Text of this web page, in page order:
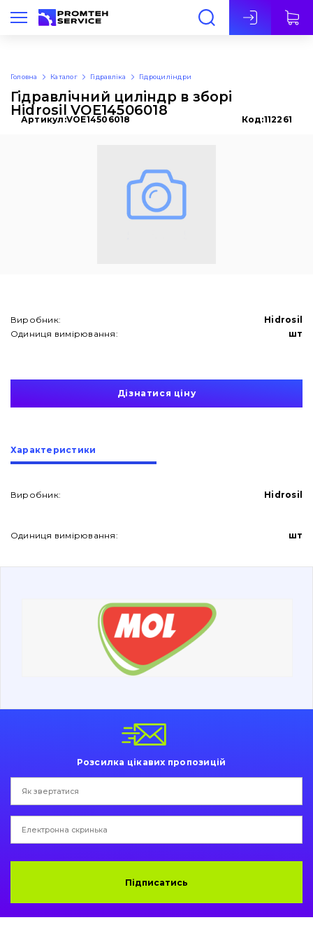
Укр
Про нас
Контакти
Вакансії
Фільтри та мастильні матеріали
Болти, гайки і елементи кріплення
Коронки, зуби, адаптери, пальці, фіксатори
Подушки амортизаційні
Пальці та Втулки
написати
листа
зателефонувати
Головна Каталог Гідравліка Гідроциліндри
Гідравлічний циліндр в зборі
Hidrosil VOE14506018
Артикул:VOE14506018 Код:112261
Виробник:
Hidrosil
Одиниця вимірювання:
шт
Дізнатися ціну
Характеристики
Виробник: Hidrosil
Одиниця вимірювання: шт
Розсилка цікавих пропозицій
Підписатись